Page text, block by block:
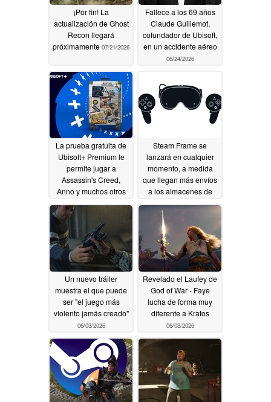
¡Por fin! La
actualización de Ghost
Recon llegará
próximamente 07/21/2026
Fallece a los 69 años
Claude Guillemot,
cofundador de Ubisoft,
en un accidente aéreo
06/24/2026
La prueba gratuita de
Ubisoft+ Premium le
permite jugar a
Assassin's Creed,
Anno y muchos otros
06/18/2026
Steam Frame se
lanzará en cualquier
momento, a medida
que llegan más envíos
a los almacenes de
Unidos
Un nuevo tráiler
muestra el que puede
ser "el juego más
violento jamás creado"
06/03/2026
Revelado el Laufey de
God of War - Faye
lucha de forma muy
diferente a Kratos
06/03/2026